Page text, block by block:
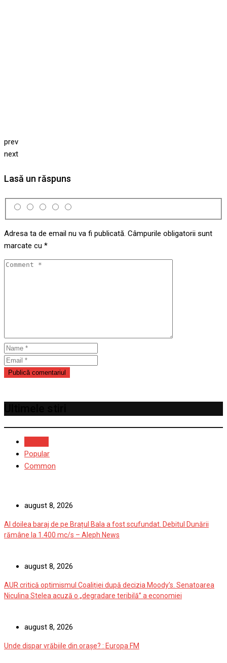
prev
next
Lasă un răspuns
Adresa ta de email nu va fi publicată. Câmpurile obligatorii sunt
marcate cu *
Popular
Common
august 8, 2026
Al doilea baraj de pe Brațul Bala a fost scufundat. Debitul Dunării
rămâne la 1.400 mc/s – Aleph News
august 8, 2026
AUR critică optimismul Coaliției după decizia Moody’s. Senatoarea
Niculina Stelea acuză o „degradare teribilă” a economiei
august 8, 2026
Unde dispar vrăbiile din orașe? : Europa FM